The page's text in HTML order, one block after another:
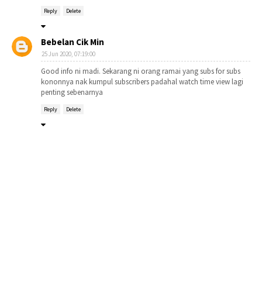
Reply Delete
Bebelan Cik Min
25 Jun 2020, 07:19:00
Good info ni madi. Sekarang ni orang ramai yang subs for subs
kononnya nak kumpul subscribers padahal watch time view lagi
penting sebenarnya
Reply Delete